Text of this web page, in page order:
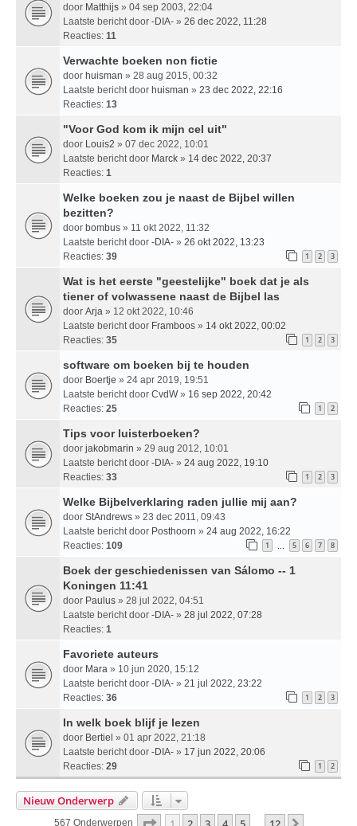
door Matthijs » 04 sep 2003, 22:04
Laatste bericht door -DIA- » 26 dec 2022, 11:28
Reacties: 11
Verwachte boeken non fictie
door huisman » 28 aug 2015, 00:32
Laatste bericht door huisman » 23 dec 2022, 22:16
Reacties: 13
"Voor God kom ik mijn cel uit"
door Louis2 » 07 dec 2022, 10:01
Laatste bericht door Marck » 14 dec 2022, 20:37
Reacties: 1
Welke boeken zou je naast de Bijbel willen
bezitten?
door bombus » 11 okt 2022, 11:32
Laatste bericht door -DIA- » 26 okt 2022, 13:23
Reacties: 39 1 2 3
Wat is het eerste "geestelijke" boek dat je als
tiener of volwassene naast de Bijbel las
door Arja » 12 okt 2022, 10:46
Laatste bericht door Framboos » 14 okt 2022, 00:02
Reacties: 35 1 2 3
software om boeken bij te houden
door Boertje » 24 apr 2019, 19:51
Laatste bericht door CvdW» 16 sep 2022, 20:42
Reacties: 25 1 2
Tips voor luisterboeken?
door jakobmarin » 29 aug 2012, 10:01
Laatste bericht door -DIA- » 24 aug 2022, 19:10
Reacties: 33 1 2 3
Welke Bijbelverklaring raden jullie mij aan?
door StAndrews » 23 dec 2011, 09:43
Laatste bericht door Posthoorn » 24 aug 2022, 16:22
Reacties: 109 1 … 5 6 7 8
Boek der geschiedenissen van Sálomo -- 1
Koningen 11:41
door Paulus » 28 jul 2022, 04:51
Laatste bericht door -DIA- » 28 jul 2022, 07:28
Reacties: 1
Favoriete auteurs
door Mara » 10 jun 2020, 15:12
Laatste bericht door -DIA- » 21 jul 2022, 23:22
Reacties: 36 1 2 3
In welk boek blijf je lezen
door Bertiel » 01 apr 2022, 21:18
Laatste bericht door -DIA- » 17 jun 2022, 20:06
Reacties: 29 1 2
Nieuw Onderwerp
567 Onderwerpen Pagina Van12